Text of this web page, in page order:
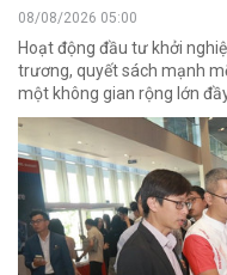
08/08/2026 05:00
Hoạt động đầu tư khởi
trương, quyết sách mạnh
một không gian rộng lớn